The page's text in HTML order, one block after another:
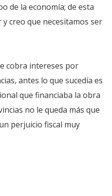
de la economía; de esta
creo que necesitamos ser
cobra intereses por
antes lo que sucedía es
que financiaba la obra
no le queda más que
perjuicio fiscal muy